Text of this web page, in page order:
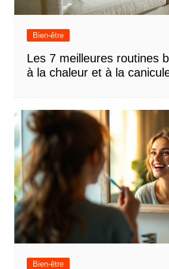
Bien-être
Les 7 meilleures routines
à la chaleur et à la
Bien-être